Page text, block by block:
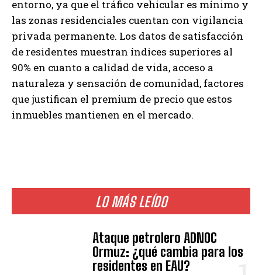
LO MÁS LEÍDO
Ataque petrolero ADNOC
Ormuz: ¿qué cambia para los
residentes en EAU?
entorno, ya que el tráfico vehicular es mínimo y
las zonas residenciales cuentan con vigilancia
privada permanente. Los datos de satisfacción
de residentes muestran índices superiores al
90% en cuanto a calidad de vida, acceso a
naturaleza y sensación de comunidad, factores
que justifican el premium de precio que estos
inmuebles mantienen en el mercado.